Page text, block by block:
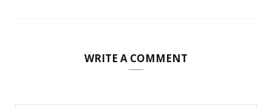
WRITE A COMMENT